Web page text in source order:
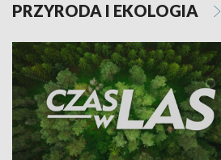
PRZYRODA I EKOLOGIA